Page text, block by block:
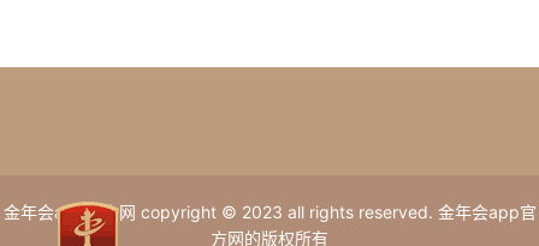
金年会app官方网 copyright © 2023 all rights reserved. 金年会app官
方网的版权所有